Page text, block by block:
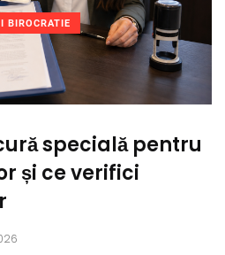
BIROCRATIE
specială pentru
și ce verifici